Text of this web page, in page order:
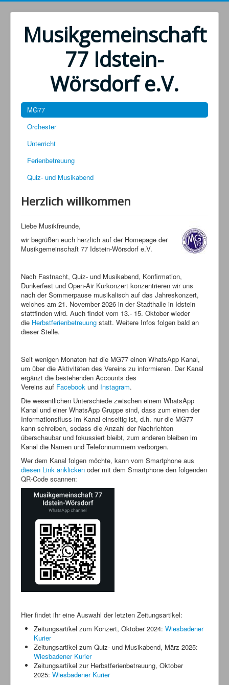
Musikgemeinschaft
77 Idstein-
Wörsdorf e.V.
MG77
Orchester
Unterricht
Ferienbetreuung
Quiz- und Musikabend
Herzlich willkommen
Liebe Musikfreunde,
wir begrüßen euch herzlich auf der Homepage der
Musikgemeinschaft 77 Idstein-Wörsdorf e.V.
Nach Fastnacht, Quiz- und Musikabend, Konfirmation,
Dunkerfest und Open-Air Kurkonzert konzentrieren wir uns
nach der Sommerpause musikalisch auf das Jahreskonzert,
welches am 21. November 2026 in der Stadthalle in Idstein
stattfinden wird. Auch findet vom 13.- 15. Oktober wieder
die Herbstferienbetreuung statt. Weitere Infos folgen bald an
dieser Stelle.
Seit wenigen Monaten hat die MG77 einen WhatsApp Kanal,
um über die Aktivitäten des Vereins zu informieren. Der Kanal
ergänzt die bestehenden Accounts des
Vereins auf Facebook und Instagram.
Die wesentlichen Unterschiede zwischen einem WhatsApp
Kanal und einer WhatsApp Gruppe sind, dass zum einen der
Informationsfluss im Kanal einseitig ist, d.h. nur die MG77
kann schreiben, sodass die Anzahl der Nachrichten
überschaubar und fokussiert bleibt, zum anderen bleiben im
Kanal die Namen und Telefonnummern verborgen.
Wer dem Kanal folgen möchte, kann vom Smartphone aus
diesen Link anklicken oder mit dem Smartphone den folgenden
QR-Code scannen:
Hier findet ihr eine Auswahl der letzten Zeitungsartikel:
Zeitungsartikel zum Konzert, Oktober 2024: Wiesbadener
Kurier
Zeitungsartikel zum Quiz- und Musikabend, März 2025:
Wiesbadener Kurier
Zeitungsartikel zur Herbstferienbetreuung, Oktober
2025: Wiesbadener Kurier